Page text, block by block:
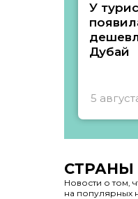
У
Дубай
5
СТРАНЫ
Новости о том,
на популярных